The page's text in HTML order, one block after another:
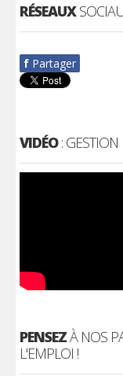
RÉSEAUX
f Partager
VIDÉO: GESTION
PENSEZÀ NOS
L'EMPLOI !